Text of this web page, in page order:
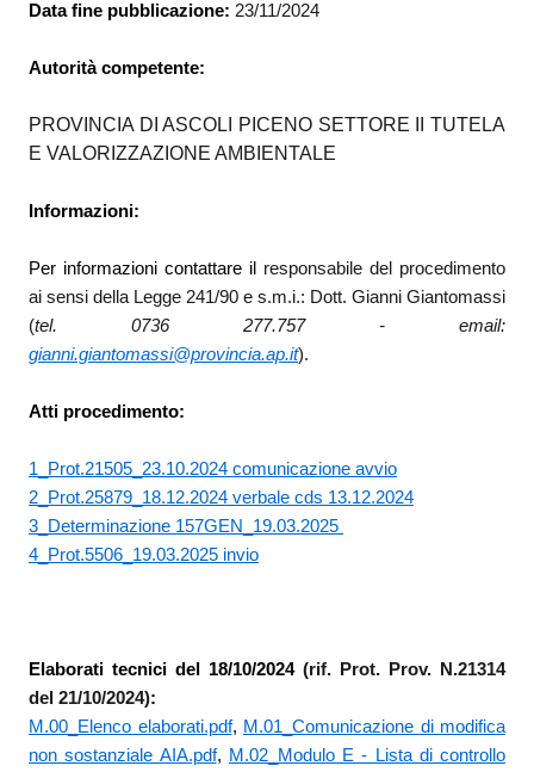
Data fine pubblicazione: 23/11/2024
Autorità competente:
PROVINCIA DI ASCOLI PICENO SETTORE II TUTELA
E VALORIZZAZIONE AMBIENTALE
Informazioni:
Per informazioni contattare il responsabile del procedimento
ai sensi della Legge 241/90 e s.m.i.: Dott. Gianni Giantomassi
(tel. 0736 277.757 - email:
gianni.giantomassi@provincia.ap.it).
Atti procedimento:
1_Prot.21505_23.10.2024 comunicazione avvio
2_Prot.25879_18.12.2024 verbale cds 13.12.2024
3_Determinazione 157GEN_19.03.2025
4_Prot.5506_19.03.2025 invio
Elaborati tecnici del 18/10/2024 (rif. Prot. Prov. N.21314
del 21/10/2024):
M.00_Elenco elaborati.pdf, M.01_Comunicazione di modifica
non sostanziale AIA.pdf, M.02_Modulo E - Lista di controllo